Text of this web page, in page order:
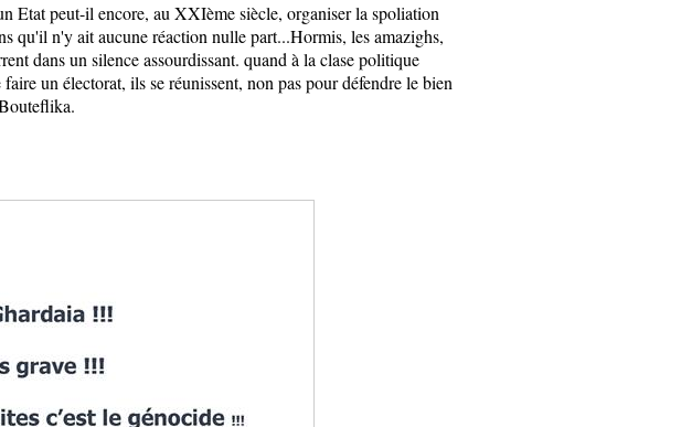
Etat peut-il encore, au XXIème siècle, organiser la spoliation
qu'il n'y ait aucune réaction nulle part...Hormis, les amazighs,
dans un silence assourdissant. quand à la clase politique
un électorat, ils se réunissent, non pas pour défendre le bien